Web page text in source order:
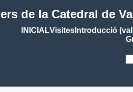
de la Catedral de
INICIALVisitesIntroducció